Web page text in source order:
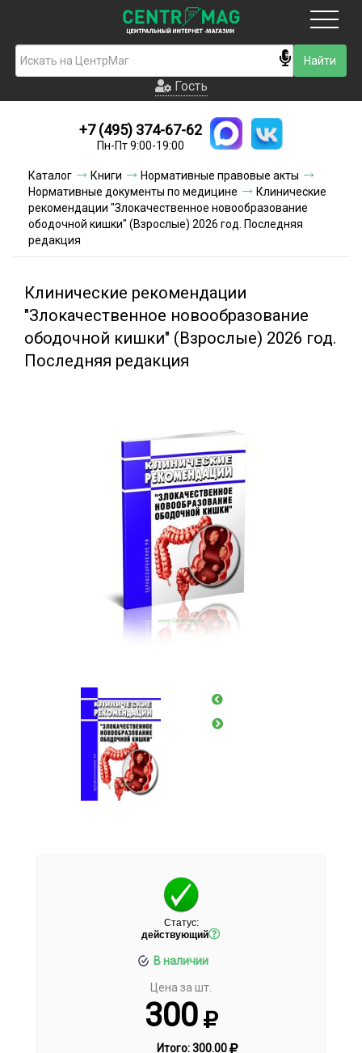
Гость
Новинки
Условия доставки
Условия оплаты
Гость
+7 (495) 374-67-62
Пн-Пт 9:00-19:00
Каталог Книги
Нормативные правовые акты
Нормативные документы по медицине
Клинические
рекомендации "Злокачественное новообразование
ободочной кишки" (Взрослые) 2026 год. Последняя
редакция
Клинические рекомендации
"Злокачественное новообразование
ободочной кишки" (Взрослые) 2026 год.
Последняя редакция
Статус:
действующий
В наличии
Цена за шт.
300
Итого:300.00